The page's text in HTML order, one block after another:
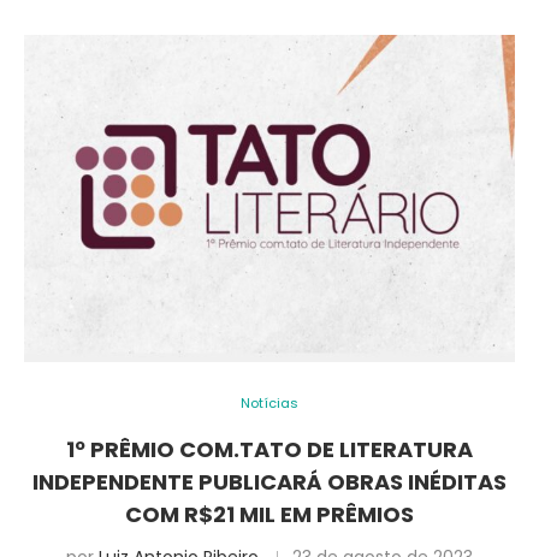
Notícias
1º PRÊMIO COM.TATO DE LITERATURA
INDEPENDENTE PUBLICARÁ OBRAS INÉDITAS
COM R$21 MIL EM PRÊMIOS